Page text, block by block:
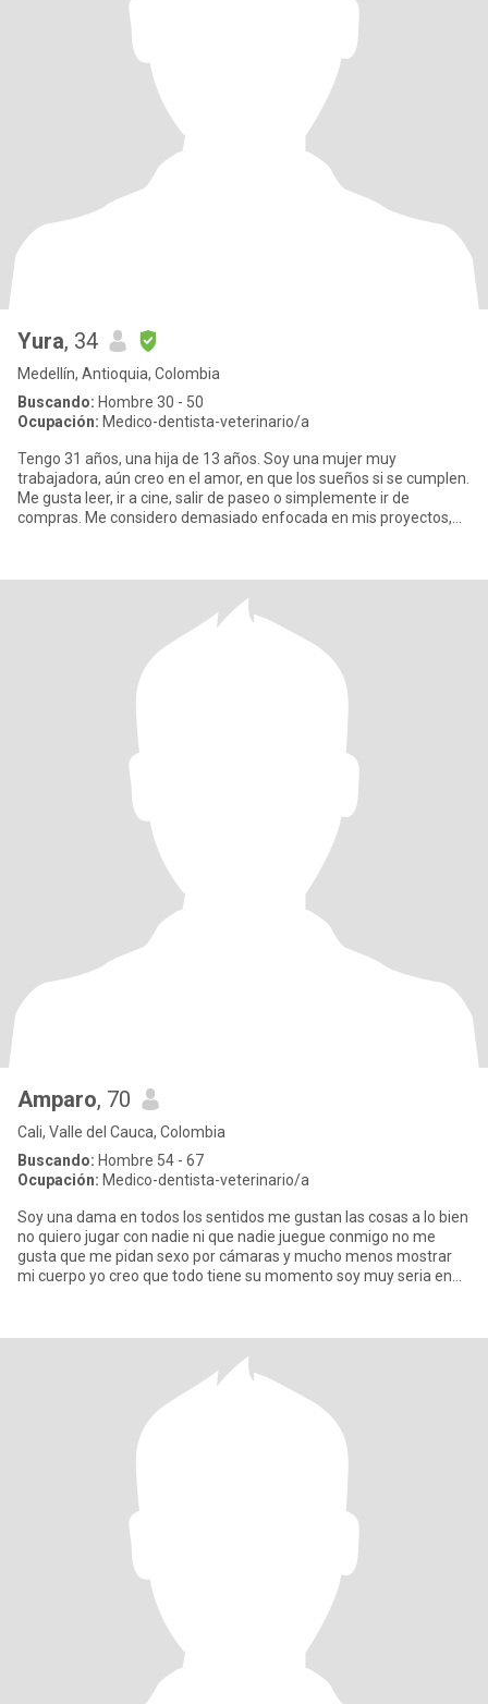
Yura, 34
Medellín, Antioquia, Colombia
Buscando: Hombre 30 - 50
Ocupación: Medico-dentista-veterinario/a
Tengo 31 años, una hija de 13 años. Soy una mujer muy
trabajadora, aún creo en el amor, en que los sueños si se cumplen.
Me gusta leer, ir a cine, salir de paseo o simplemente ir de
compras. Me considero demasiado enfocada en mis proyectos,
Amparo, 70
Cali, Valle del Cauca, Colombia
Buscando: Hombre 54 - 67
Ocupación: Medico-dentista-veterinario/a
Soy una dama en todos los sentidos me gustan las cosas a lo bien
no quiero jugar con nadie ni que nadie juegue conmigo no me
gusta que me pidan sexo por cámaras y mucho menos mostrar
mi cuerpo yo creo que todo tiene su momento soy muy seria en